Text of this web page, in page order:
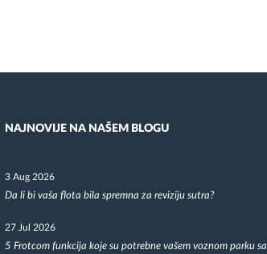
NAJNOVIJE NA NAŠEM BLOGU
3 Aug 2026
Da li bi vaša flota bila spremna za reviziju sutra?
27 Jul 2026
5 Frotcom funkcija koje su potrebne vašem voznom parku sa